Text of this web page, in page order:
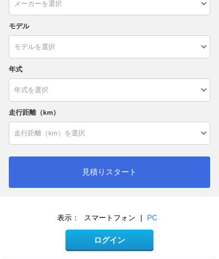
モデル
年式
走行距離（km）
見積りスタート
表示： スマートフォン | PC
ログイン